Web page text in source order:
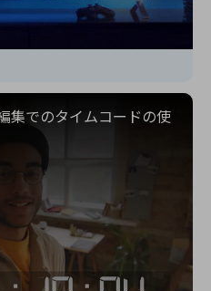
集でのタイムコードの使